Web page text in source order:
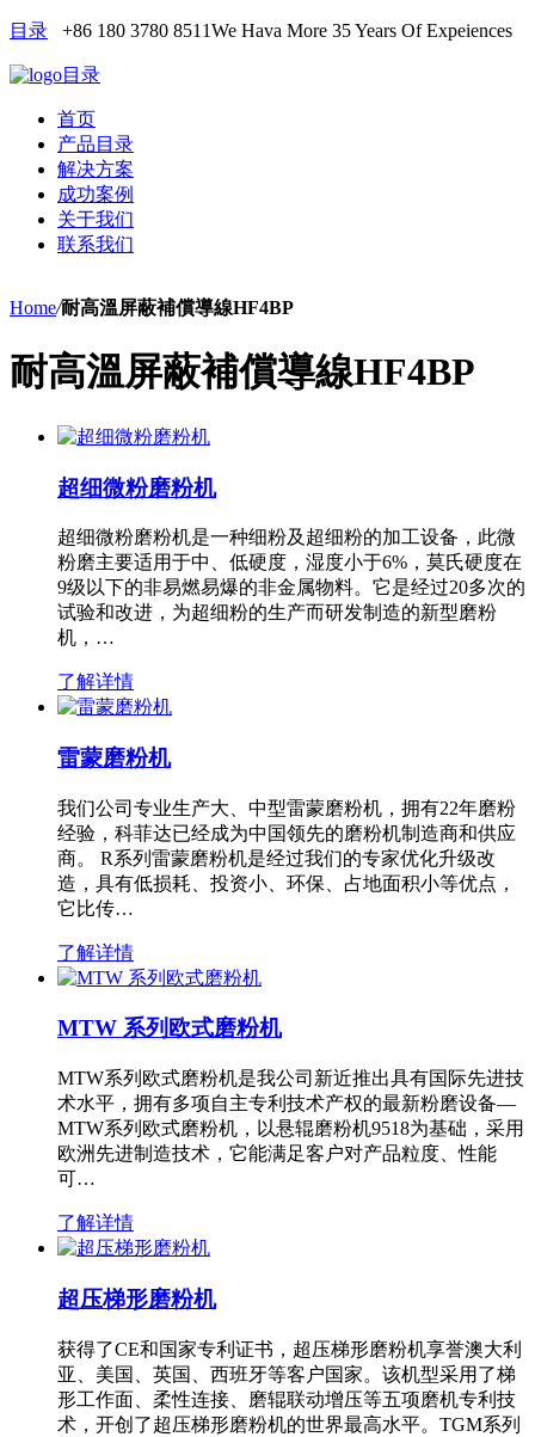
目录 +86 180 3780 8511We Hava More 35 Years Of Expeiences
目录
首页
产品目录
解决方案
成功案例
关于我们
联系我们
Home/耐高溫屏蔽補償導線HF4BP
耐高溫屏蔽補償導線HF4BP
超细微粉磨粉机
超细微粉磨粉机是一种细粉及超细粉的加工设备，此微
粉磨主要适用于中、低硬度，湿度小于6%，莫氏硬度在
9级以下的非易燃易爆的非金属物料。它是经过20多次的
试验和改进，为超细粉的生产而研发制造的新型磨粉
机，…
了解详情
雷蒙磨粉机
我们公司专业生产大、中型雷蒙磨粉机，拥有22年磨粉
经验，科菲达已经成为中国领先的磨粉机制造商和供应
商。 R系列雷蒙磨粉机是经过我们的专家优化升级改
造，具有低损耗、投资小、环保、占地面积小等优点，
它比传…
了解详情
MTW 系列欧式磨粉机
MTW系列欧式磨粉机是我公司新近推出具有国际先进技
术水平，拥有多项自主专利技术产权的最新粉磨设备—
MTW系列欧式磨粉机，以悬辊磨粉机9518为基础，采用
欧洲先进制造技术，它能满足客户对产品粒度、性能
可…
了解详情
超压梯形磨粉机
获得了CE和国家专利证书，超压梯形磨粉机享誉澳大利
亚、美国、英国、西班牙等客户国家。该机型采用了梯
形工作面、柔性连接、磨辊联动增压等五项磨机专利技
术，开创了超压梯形磨粉机的世界最高水平。TGM系列